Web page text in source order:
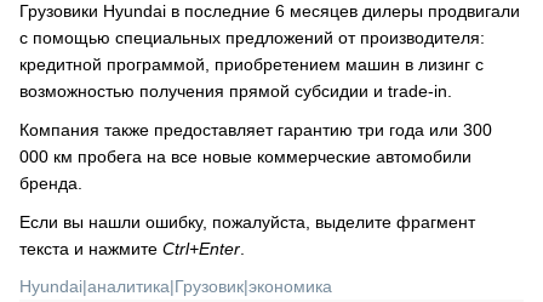
Грузовики Hyundai в последние 6 месяцев дилеры продвигали
с помощью специальных предложений от производителя:
кредитной программой, приобретением машин в лизинг с
возможностью получения прямой субсидии и trade-in.
Компания также предоставляет гарантию три года или 300
000 км пробега на все новые коммерческие автомобили
бренда.
Если вы нашли ошибку, пожалуйста, выделите фрагмент
текста и нажмите Ctrl+Enter
Hyundai|аналитика|Грузовик|экономика